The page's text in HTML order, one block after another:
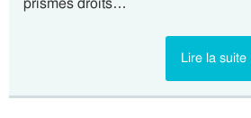
Lire la suite